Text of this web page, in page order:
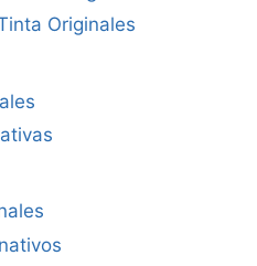
Originales